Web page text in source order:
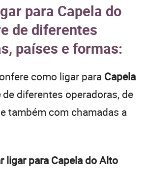
para Capela do
de diferentes
países e formas:
como ligar para Capela
de diferentes operadoras, de
também com chamadas a
ligar para Capela do Alto